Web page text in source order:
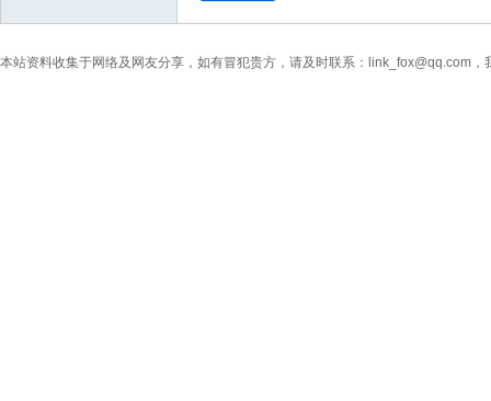
本站资料收集于网络及网友分享，如有冒犯贵方，请及时联系：link_fox@qq.com，